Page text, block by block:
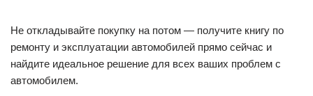
Не откладывайте покупку на потом — получите книгу по
ремонту и эксплуатации автомобилей прямо сейчас и
найдите идеальное решение для всех ваших проблем с
автомобилем.